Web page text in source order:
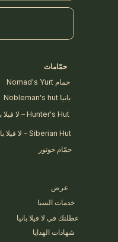
شهادات الهدايا
عطلتك في لا فيلا بانيا
خدمات السبا
عرض
حمّام خوتور
Siberian Hut – لا فيلا بانيا
Hunter's Hut – لا فيلا بانيا
بانيا Nobleman's hut
حمام Nomad's Yurt
حمّامات